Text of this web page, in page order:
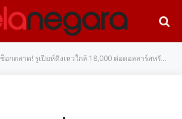
ช็อกตลาด! รูเปียห์ดิ่งเหวใกล้ 18,000 ต่อดอลลาร์สหรัฐฯ ปมร้อนตะวันออกกลางป่วนโลก! นักลงทุนผวาอะไร?